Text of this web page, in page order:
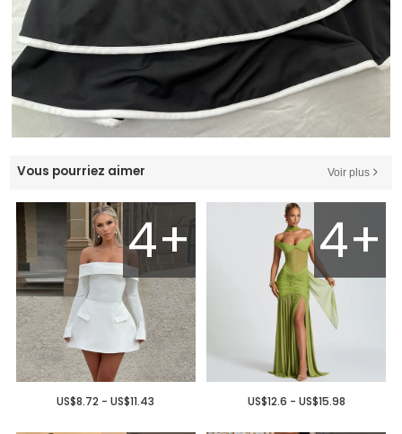
Vous pourriez aimer Voir plus
4+
US$8.72 - US$11.43
4+
US$12.6 - US$15.98